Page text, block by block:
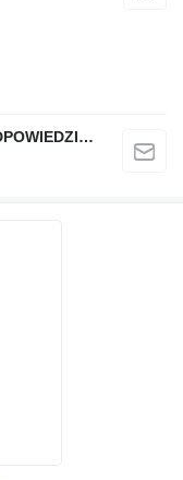
QINDITO SPÓŁKA Z OGRANICZONĄ ODPOWIEDZIALNOŚCIĄ